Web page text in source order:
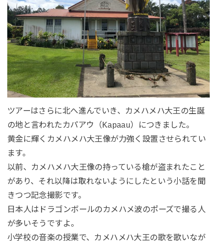
ツアーはさらに北へ進んでいき、カメハメハ大王の生誕
の地と言われたカパアウ（Kapaau）につきました。
黄金に輝くカメハメハ大王像が力強く設置させられてい
ます。
以前、カメハメハ大王像の持っている槍が盗まれたこと
があり、それ以降は取れないようにしたという小話を聞
きつつ記念撮影です。
日本人はドラゴンボールのカメハメ波のポーズで撮る人
が多いそうですよ。
小学校の音楽の授業で、カメハメハ大王の歌を歌いなが